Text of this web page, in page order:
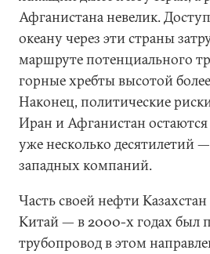
Афганистана невелик.
океану через эти страны
маршруте потенциального
горные хребты высотой
Наконец, политические
Иран и Афганистан
уже несколько десятилетий
западных компаний.
Часть своей нефти
Китай — в 2000-х годах был
трубопровод в этом